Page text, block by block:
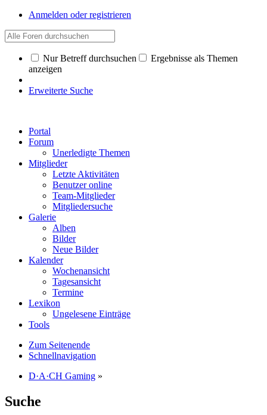
Anmelden oder registrieren
Nur Betreff durchsuchen
Ergebnisse als Themen
anzeigen
Erweiterte Suche
Portal
Forum
Unerledigte Themen
Mitglieder
Letzte Aktivitäten
Benutzer online
Team-Mitglieder
Mitgliedersuche
Galerie
Alben
Bilder
Neue Bilder
Kalender
Wochenansicht
Tagesansicht
Termine
Lexikon
Ungelesene Einträge
Tools
Zum Seitenende
Schnellnavigation
D·A·CH Gaming »
Suche